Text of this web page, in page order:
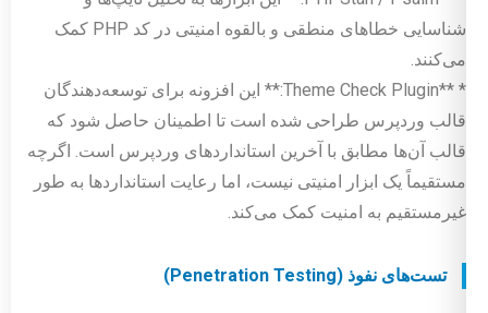
شناسایی خطاهای منطقی و بالقوه امنیتی در کد PHP کمک
می‌کنند.
* **Theme Check Plugin:** این افزونه برای توسعه‌دهندگان
قالب وردپرس طراحی شده است تا اطمینان حاصل شود که
قالب آن‌ها مطابق با آخرین استانداردهای وردپرس است. اگرچه
مستقیماً یک ابزار امنیتی نیست، اما رعایت استانداردها به طور
غیرمستقیم به امنیت کمک می‌کند.
تست‌های نفوذ (Penetration Testing)